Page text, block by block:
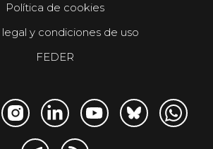
Política de cookies
legal y condiciones de uso
FEDER